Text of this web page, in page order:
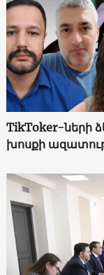
TikToker-ների
խոսքի